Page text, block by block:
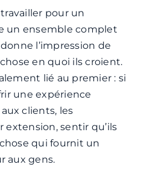
pour un
un ensemble complet
l’impression de
en quoi ils croient.
lié au premier : si
une expérience
clients, les
extension, sentir qu’ils
qui fournit un
aux gens.